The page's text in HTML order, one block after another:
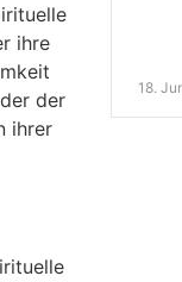
ihre
der
ihrer
18.